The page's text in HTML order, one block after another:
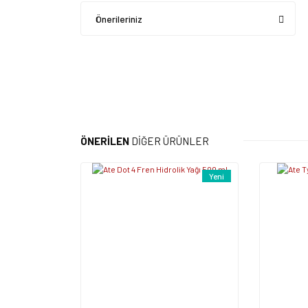
Önerileriniz
ÖNERİLEN DİĞER ÜRÜNLER
Yeni